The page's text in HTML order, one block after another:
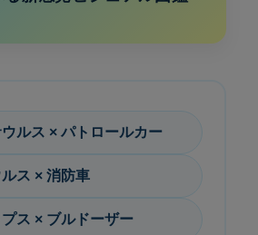
ルス × パトロールカー
ス × 消防車
プス × ブルドーザー